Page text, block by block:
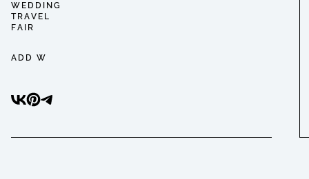
WEDDING
TRAVEL
FAIR
ADD W